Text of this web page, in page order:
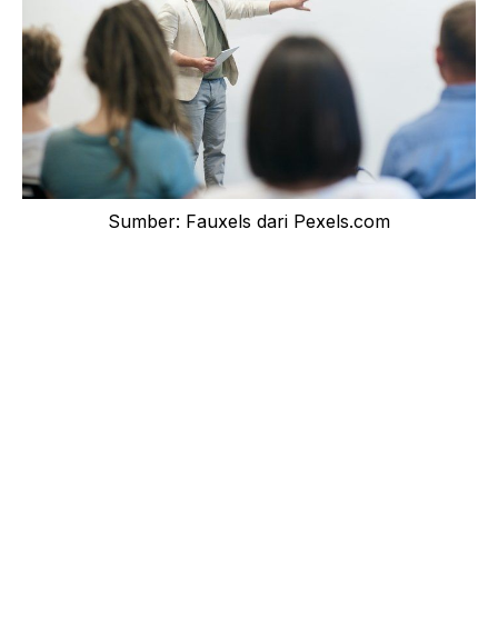
Sumber: Fauxels dari Pexels.com